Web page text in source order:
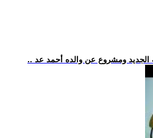
الجديد ومشروع عن والده أحمد عد